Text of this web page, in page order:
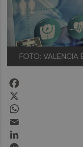
FOTO: VALENCIA